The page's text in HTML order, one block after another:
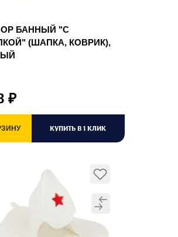
БАННЫЙ "С
(ШАПКА, КОВРИК),
₽
КУПИТЬ В 1 КЛИК